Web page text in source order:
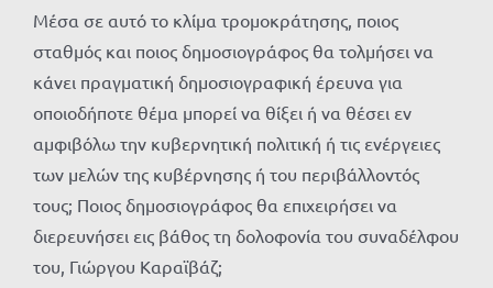
Μέσα σε αυτό το κλίμα τρομοκράτησης, ποιος
σταθμός και ποιος δημοσιογράφος θα τολμήσει να
κάνει πραγματική δημοσιογραφική έρευνα για
οποιοδήποτε θέμα μπορεί να θίξει ή να θέσει εν
αμφιβόλω την κυβερνητική πολιτική ή τις ενέργειες
των μελών της κυβέρνησης ή του περιβάλλοντός
τους; Ποιος δημοσιογράφος θα επιχειρήσει να
διερευνήσει εις βάθος τη δολοφονία του συναδέλφου
του, Γιώργου Καραϊβάζ;